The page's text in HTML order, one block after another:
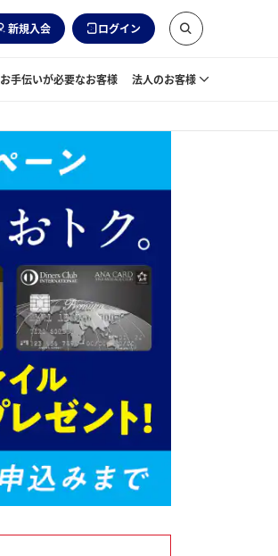
新規入会 ログイン
お手伝いが必要なお客様 法人のお客様